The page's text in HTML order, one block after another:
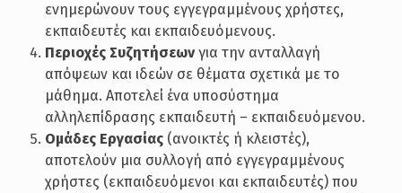
ενημερώνουν τους εγγεγραμμένους χρήστες,
εκπαιδευτές και εκπαιδευόμενους.
Περιοχές Συζητήσεωνγια την ανταλλαγή
απόψεων και ιδεών σε θέματα σχετικά με το
μάθημα. Αποτελεί ένα υποσύστημα
αλληλεπίδρασης εκπαιδευτή – εκπαιδευόμενου.
Ομάδες Εργασίας(ανοικτές ή κλειστές),
αποτελούν μια συλλογή από εγγεγραμμένους
χρήστες (εκπαιδευόμενοι και εκπαιδευτές) που